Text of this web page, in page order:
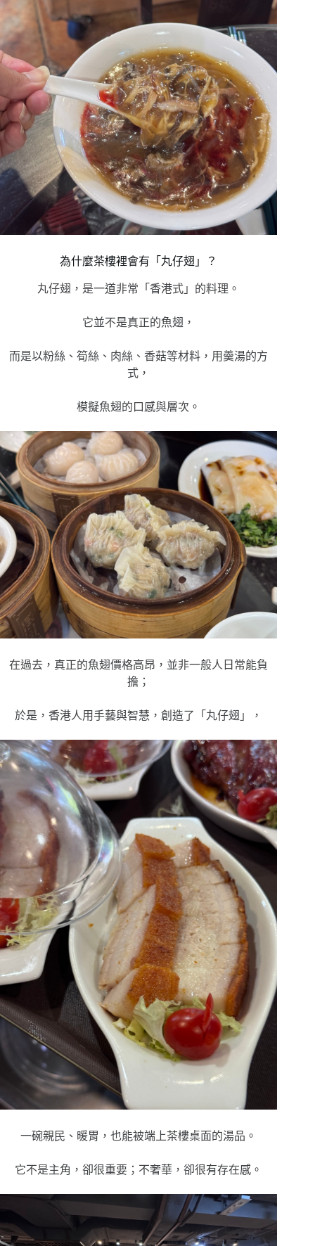
為什麼茶樓裡會有「丸仔翅」？
丸仔翅， 是一道非常「香港式」的料理。
它並不是真正的魚翅，
而是以粉絲、筍絲、肉絲、香菇等材料， 用羹湯的方
式，
模擬魚翅的口感與層次。
在過去， 真正的魚翅價格高昂， 並非一般人日常能負
擔；
於是，香港人用手藝與智慧，創造了「丸仔翅」，
一碗親民、暖胃，也能被端上茶樓桌面的湯品。
它不是主角，卻很重要； 不奢華，卻很有存在感。